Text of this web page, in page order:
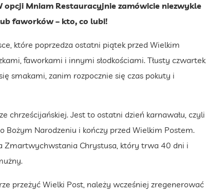
Mniam Restauracyjnie zamówicie niezwykle
faworków – kto, co lubi!
które poprzedza ostatni piątek przed Wielkim
faworkami i innymi słodkościami. Tłusty czwartek
smakami, zanim rozpocznie się czas pokuty i
chrześcijańskiej. Jest to ostatni dzień karnawału, czyli
Bożym Narodzeniu i kończy przed Wielkim Postem.
Zmartwychwstania Chrystusa, który trwa 40 dni i
przeżyć Wielki Post, należy wcześniej zregenerować